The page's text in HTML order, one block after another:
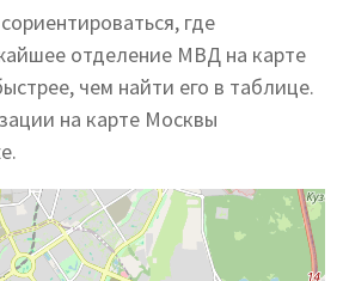
где
отделение МВД на карте
чем найти его в таблице.
на карте Москвы